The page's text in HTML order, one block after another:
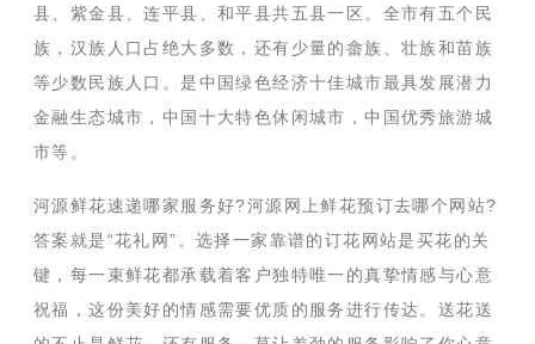
县、紫金县、连平县、和平县共五县一区。全市有五个民
族，汉族人口占绝大多数，还有少量的畲族、壮族和苗族
等少数民族人口。是中国绿色经济十佳城市最具发展潜力
金融生态城市，中国十大特色休闲城市，中国优秀旅游城
市等。
河源鲜花速递哪家服务好?河源网上鲜花预订去哪个网站?
答案就是“花礼网”。选择一家靠谱的订花网站是买花的关
键，每一束鲜花都承载着客户独特唯一的真挚情感与心意
祝福，这份美好的情感需要优质的服务进行传达。送花送